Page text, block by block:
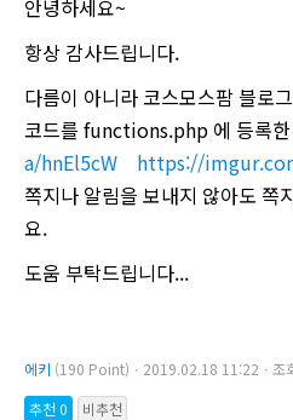
안녕하세요~
항상 감사드립니다.
다름이 아니라 코스모스팜 블로
코드를 functions.php 에 등록한
a/hnEl5cW
https://
쪽지나 알림을 보내지 않아도 쪽
요.
도움 부탁드립니다...
에키 (190 Point)ㆍ2019.02.18 11:22ㆍ조
추천 0
비추천